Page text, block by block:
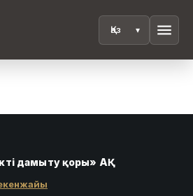
menu
дамыту қоры» АҚ